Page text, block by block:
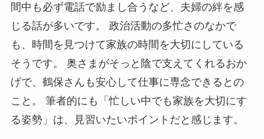
間中も必ず電話で励まし合うなど、夫婦の絆を感
じる話が多いです。 政治活動の多忙さのなかで
も、時間を見つけて家族の時間を大切にしている
そうです。 奥さまがそっと陰で支えてくれるおか
げで、鶴保さんも安心して仕事に専念できるとの
こと。 筆者的にも「忙しい中でも家族を大切にす
る姿勢」は、見習いたいポイントだと感じます。